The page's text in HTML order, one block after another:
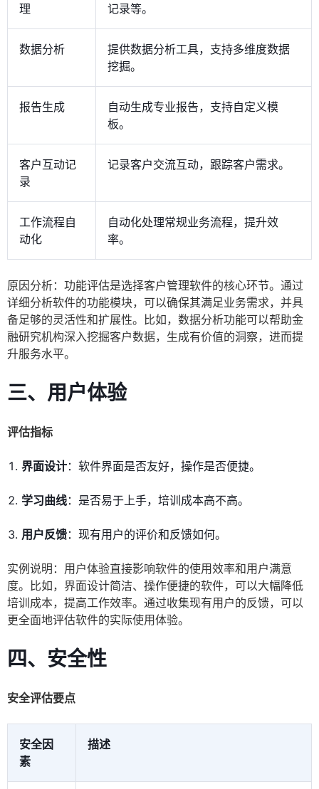
理
记录等。
数据分析
提供数据分析工具，支持多维度数据
挖掘。
报告生成
自动生成专业报告，支持自定义模
板。
客户互动记
录
记录客户交流互动，跟踪客户需求。
工作流程自
动化
自动化处理常规业务流程，提升效
率。
原因分析：功能评估是选择客户管理软件的核心环节。通过
详细分析软件的功能模块，可以确保其满足业务需求，并具
备足够的灵活性和扩展性。比如，数据分析功能可以帮助金
融研究机构深入挖掘客户数据，生成有价值的洞察，进而提
升服务水平。
三、用户体验
评估指标
界面设计：软件界面是否友好，操作是否便捷。
学习曲线：是否易于上手，培训成本高不高。
用户反馈：现有用户的评价和反馈如何。
实例说明：用户体验直接影响软件的使用效率和用户满意
度。比如，界面设计简洁、操作便捷的软件，可以大幅降低
培训成本，提高工作效率。通过收集现有用户的反馈，可以
更全面地评估软件的实际使用体验。
四、安全性
安全评估要点
安全因
素
描述